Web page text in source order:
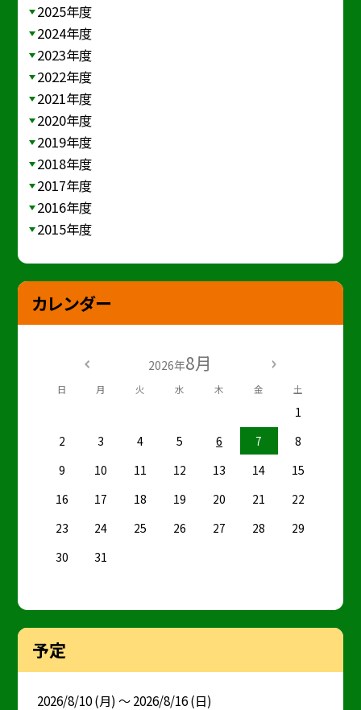
2025年度
2024年度
2023年度
2022年度
2021年度
2020年度
2019年度
2018年度
2017年度
2016年度
2015年度
カレンダー
2026年8月
日 月 火 水 木 金 土
1
2
3 4 5 6 7
8
9
10 11 12 13 14
15
16
17 18 19 20 21
22
23
24 25 26 27 28
29
30
31
予定
2026/8/10 (月) ～ 2026/8/16 (日)